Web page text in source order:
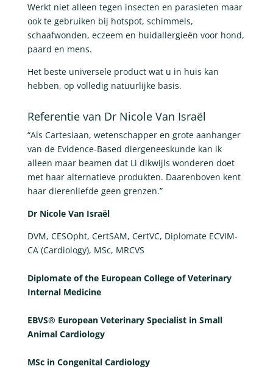
Werkt niet alleen tegen insecten en parasieten maar
ook te gebruiken bij hotspot, schimmels,
schaafwonden, eczeem en huidallergieën voor hond,
paard en mens.
Het beste universele product wat u in huis kan
hebben, op volledig natuurlijke basis.
Referentie van Dr Nicole Van Israël
“Als Cartesiaan, wetenschapper en grote aanhanger
van de Evidence-Based diergeneeskunde kan ik
alleen maar beamen dat Li dikwijls wonderen doet
met haar alternatieve produkten. Daarenboven kent
haar dierenliefde geen grenzen.”
Dr Nicole Van Israël
DVM, CESOpht, CertSAM, CertVC, Diplomate ECVIM-
CA (Cardiology), MSc, MRCVS
Diplomate of the European College of Veterinary
Internal Medicine
EBVS® European Veterinary Specialist in Small
Animal Cardiology
MSc in Congenital Cardiology